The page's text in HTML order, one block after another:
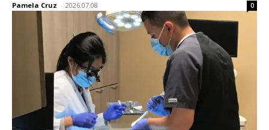
Pamela Cruz - 2026.07.08 0